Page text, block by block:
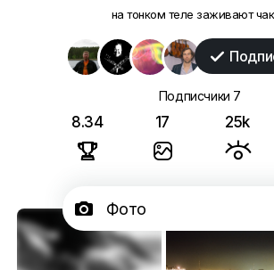
на тонком теле заживают

Подписчики 7
8.34

17

25k

 Фото
 Портфолио 17